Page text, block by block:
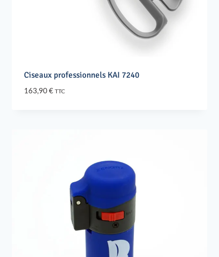
Ciseaux professionnels KAI 7240
163,90€ TTC